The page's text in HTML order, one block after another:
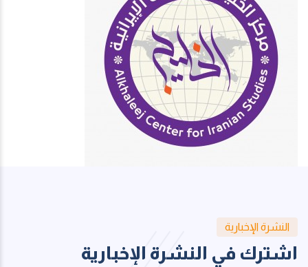
النشرة الإخبارية
اشترك في النشرة الإخبارية